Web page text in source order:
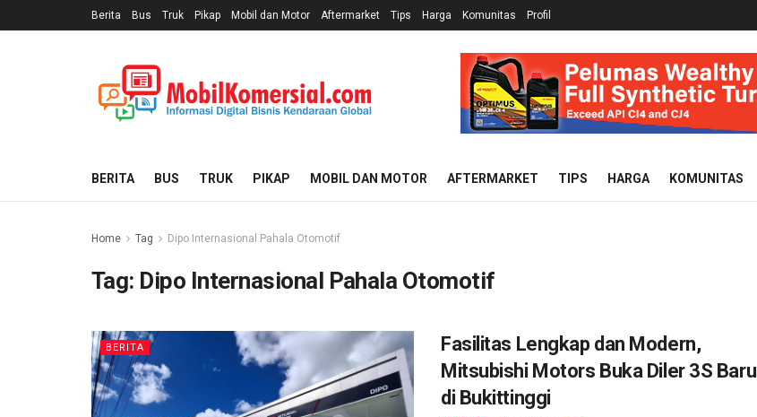
Berita Bus Truk Pikap Mobil dan Motor Aftermarket Tips Harga Komunitas Profil
BERITA BUS TRUK PIKAP MOBIL DAN MOTOR AFTERMARKET TIPS HARGA KOMUNITAS
Home Tag Dipo Internasional Pahala Otomotif
Tag: Dipo Internasional Pahala Otomotif
BERITA
Fasilitas Lengkap dan Modern,
Mitsubishi Motors Buka Diler 3S Baru
di Bukittinggi